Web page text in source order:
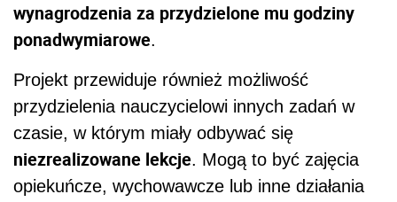
wynagrodzenia za przydzielone mu godziny
ponadwymiarowe.
Projekt przewiduje również możliwość
przydzielenia nauczycielowi innych zadań w
czasie, w którym miały odbywać się
niezrealizowane lekcje. Mogą to być zajęcia
opiekuńcze, wychowawcze lub inne działania